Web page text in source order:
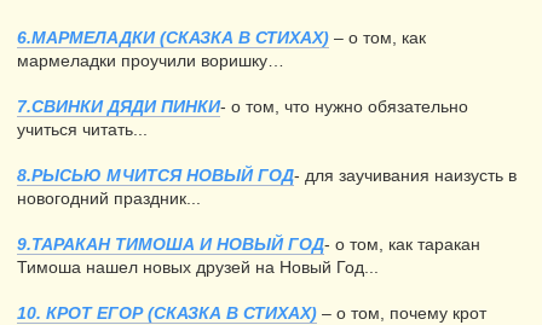
6.МАРМЕЛАДКИ (СКАЗКА В СТИХАХ) – о том, как
мармеладки проучили воришку…
7.СВИНКИ ДЯДИ ПИНКИ- о том, что нужно обязательно
учиться читать...
8.РЫСЬЮ МЧИТСЯ НОВЫЙ ГОД- для заучивания наизусть в
новогодний праздник...
9.ТАРАКАН ТИМОША И НОВЫЙ ГОД- о том, как таракан
Тимоша нашел новых друзей на Новый Год...
10. КРОТ ЕГОР (СКАЗКА В СТИХАХ) – о том, почему крот